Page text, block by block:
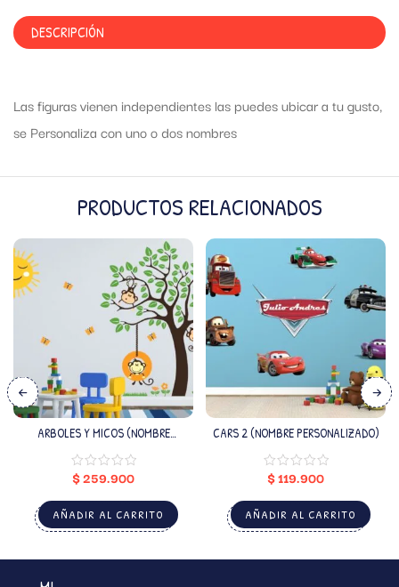
DESCRIPCIÓN
Las figuras vienen independientes las puedes ubicar a tu gusto,
se Personaliza con uno o dos nombres
PRODUCTOS RELACIONADOS
ARBOLES Y MICOS (NOMBRE
$259.900
AÑADIR AL CARRITO
CARS 2 (NOMBRE PERSONALIZADO)
$119.900
AÑADIR AL CARRITO